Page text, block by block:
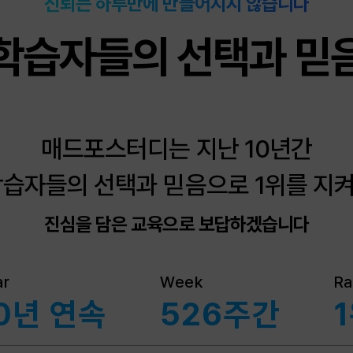
습자들의 선택과 믿
매드포스터디는 지난 10년간
자들의 선택과 믿음으로 1위를 지
진심을 담은 교육으로 보답하겠습니다
년 연속
Week
526주간